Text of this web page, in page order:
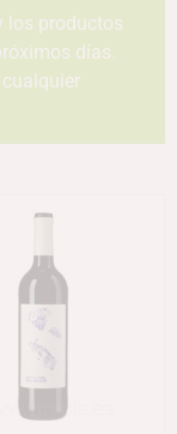
los productos
días.